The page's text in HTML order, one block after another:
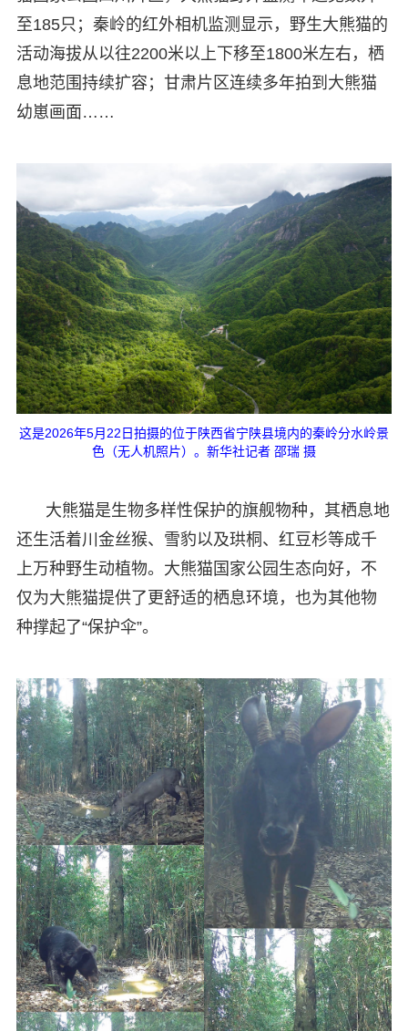
至185只；秦岭的红外相机监测显示，野生大熊猫的
活动海拔从以往2200米以上下移至1800米左右，栖
息地范围持续扩容；甘肃片区连续多年拍到大熊猫
幼崽画面……
这是2026年5月22日拍摄的位于陕西省宁陕县境内的秦岭分水岭景
色（无人机照片）。新华社记者 邵瑞 摄
大熊猫是生物多样性保护的旗舰物种，其栖息地
还生活着川金丝猴、雪豹以及珙桐、红豆杉等成千
上万种野生动植物。大熊猫国家公园生态向好，不
仅为大熊猫提供了更舒适的栖息环境，也为其他物
种撑起了“保护伞”。